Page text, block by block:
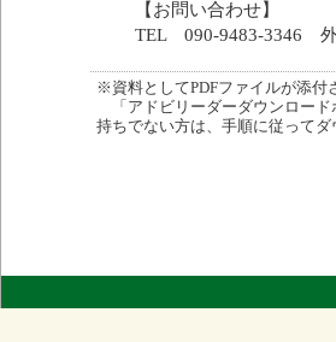
【お問い合わせ】
TEL 090-9483-3346
※資料としてPDFファイルが添付
「アドビリーダーダウンロード
持ちでない方は、手順に従って